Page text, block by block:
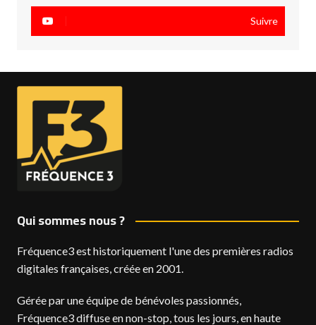
Suivre
Qui sommes nous ?
Fréquence3 est historiquement l'une des premières radios
digitales françaises, créée en 2001.
Gérée par une équipe de bénévoles passionnés,
Fréquence3 diffuse en non-stop, tous les jours, en haute